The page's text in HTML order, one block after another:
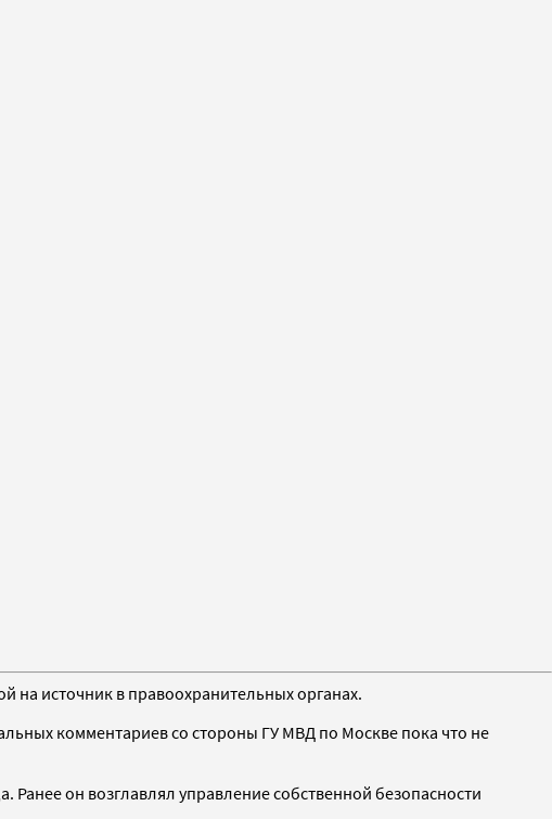
на источник в правоохранительных органах.
комментариев со стороны ГУ МВД по Москве пока что не
Ранее он возглавлял управление собственной безопасности